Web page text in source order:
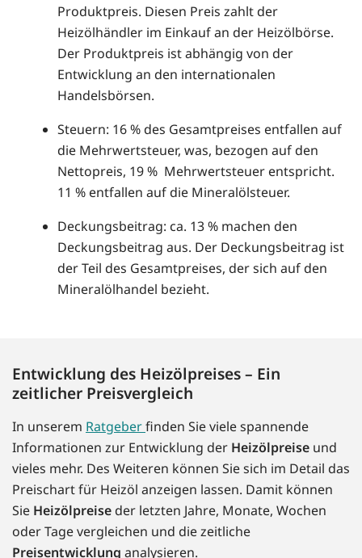
Produktpreis. Diesen Preis zahlt der
Heizölhändler im Einkauf an der Heizölbörse.
Der Produktpreis ist abhängig von der
Entwicklung an den internationalen
Handelsbörsen.
Steuern: 16 % des Gesamtpreises entfallen auf
die Mehrwertsteuer, was, bezogen auf den
Nettopreis, 19 % Mehrwertsteuer entspricht.
11 % entfallen auf die Mineralölsteuer.
Deckungsbeitrag: ca. 13 % machen den
Deckungsbeitrag aus. Der Deckungsbeitrag ist
der Teil des Gesamtpreises, der sich auf den
Mineralölhandel bezieht.
Entwicklung des Heizölpreises – Ein
zeitlicher Preisvergleich
In unserem Ratgeberfinden Sie viele spannende
Informationen zur Entwicklung der Heizölpreise und
vieles mehr. Des Weiteren können Sie sich im Detail das
Preischart für Heizöl anzeigen lassen. Damit können
Sie Heizölpreise der letzten Jahre, Monate, Wochen
oder Tage vergleichen und die zeitliche
Preisentwicklung analysieren.